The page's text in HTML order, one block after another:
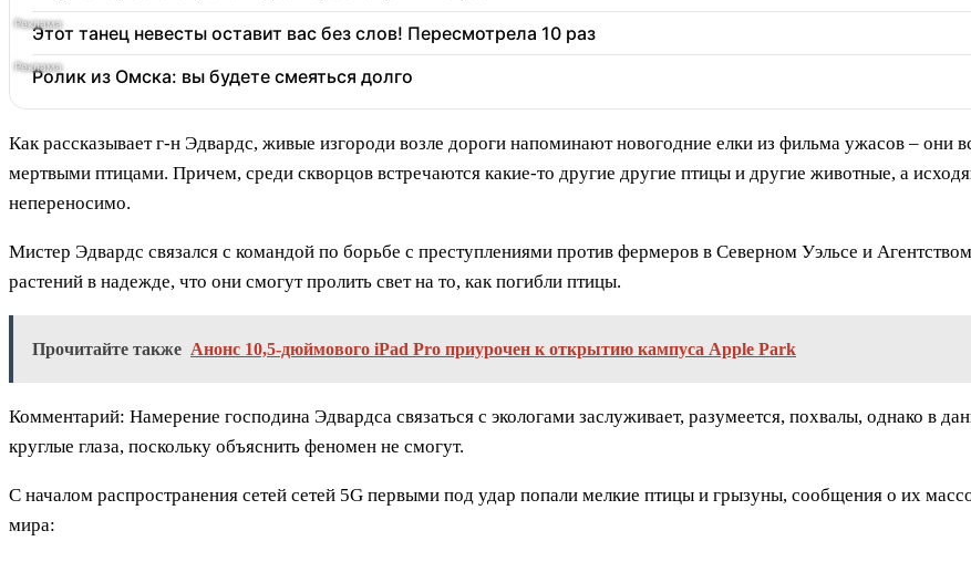
Этот танец невесты оставит вас без слов! Пересмотрела 10 раз
Ролик из Омска: вы будете смеяться долго
Как рассказывает г-н Эдвардс, живые изгороди возле дороги напоминают новогодние елки из фильма ужасов – они
мертвыми птицами. Причем, среди скворцов встречаются какие-то другие другие птицы и другие животные, а
непереносимо.
Мистер Эдвардс связался с командой по борьбе с преступлениями против фермеров в Северном Уэльсе и
растений в надежде, что они смогут пролить свет на то, как погибли птицы.
Прочитайте также Анонс 10,5-дюймового iPad Pro приурочен к открытию кампуса Apple Park
Комментарий: Намерение господина Эдвардса связаться с экологами заслуживает, разумеется, похвалы, однако в
круглые глаза, поскольку объяснить феномен не смогут.
С началом распространения сетей сетей 5G первыми под удар попали мелкие птицы и грызуны, сообщения о их
мира: